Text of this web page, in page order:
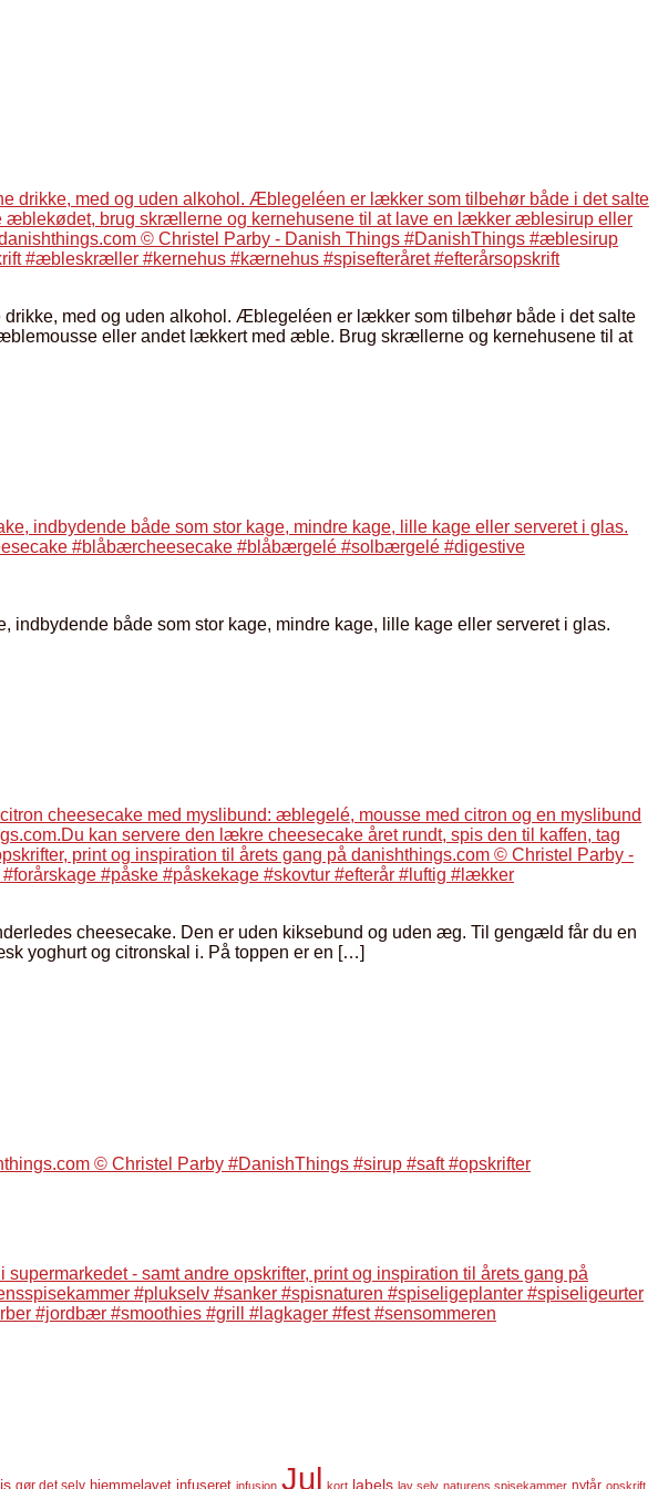
med og uden alkohol. Æblegeléen er lækker som tilbehør både i det salte
eller andet lækkert med æble. Brug skrællerne og kernehusene til at
både som stor kage, mindre kage, lille kage eller serveret i glas.
cheesecake. Den er uden kiksebund og uden æg. Til gengæld får du en
yoghurt og citronskal i. På toppen er en […]
gør det selv hjemmelavet infuseret infusion Jul kort labels lav selv naturens spisekammer nytår opskrift